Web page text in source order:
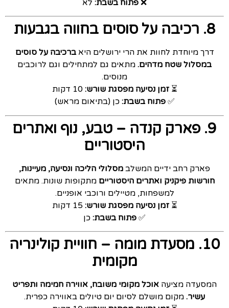
❌ פתוח בשבת: לא
8. רכיבה על סוסים בחווה בגבעות
דרך מיוחדת לחוות את הרי ירושלים היאברכיבה על סוסים
במסלול שטח מדהים. מתאים גם למתחילים וגם לרוכבים
מנוסים.
⏳זמן נסיעה מפסגת שורש: 10 דקות
✅פתוח בשבת: כן (בתיאום מראש)
9. פארק קנדה – טבע, נוף ואתרים
היסטוריים
פארק רחב ידיים המשלב מסלולי הליכה ונסיעה, מעיינות,
חורשות פיקניק ואתרים היסטוריים מתקופות שונות. מתאים
למשפחות, מטיילים ורוכבי אופניים.
⏳זמן נסיעה מפסגת שורש: 15 דקות
✅ פתוח בשבת: כן
10. מסעדת מומה – חוויית קולינריה
מקומית
המסעדה מציעה אוכל מקומי משובח, אווירה חמימה ותפריט
עשיר. מקום מושלם לסיום יום טיולים באווירה כפרית.